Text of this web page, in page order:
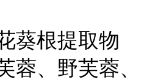
葵根提取物
蓉、野芙蓉、